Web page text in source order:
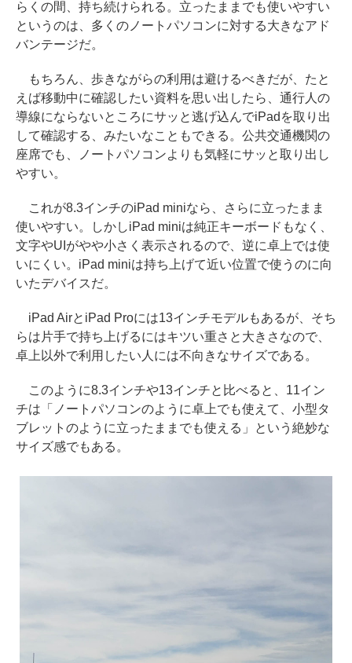
らくの間、持ち続けられる。立ったままでも使いやすい
というのは、多くのノートパソコンに対する大きなアド
バンテージだ。
もちろん、歩きながらの利用は避けるべきだが、たと
えば移動中に確認したい資料を思い出したら、通行人の
導線にならないところにサッと逃げ込んでiPadを取り出
して確認する、みたいなこともできる。公共交通機関の
座席でも、ノートパソコンよりも気軽にサッと取り出し
やすい。
これが8.3インチのiPad miniなら、さらに立ったまま
使いやすい。しかしiPad miniは純正キーボードもなく、
文字やUIがやや小さく表示されるので、逆に卓上では使
いにくい。iPad miniは持ち上げて近い位置で使うのに向
いたデバイスだ。
iPad AirとiPad Proには13インチモデルもあるが、そち
らは片手で持ち上げるにはキツい重さと大きさなので、
卓上以外で利用したい人には不向きなサイズである。
このように8.3インチや13インチと比べると、11イン
チは「ノートパソコンのように卓上でも使えて、小型タ
ブレットのように立ったままでも使える」という絶妙な
サイズ感でもある。